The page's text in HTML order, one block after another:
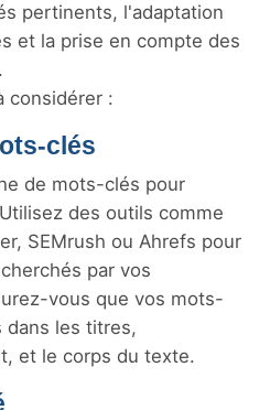
pertinents, l'adaptation
et la prise en compte des
considérer :
clés
de mots-clés pour
des outils comme
SEMrush ou Ahrefs pour
par vos
vous que vos mots-
dans les titres,
et le corps du texte.